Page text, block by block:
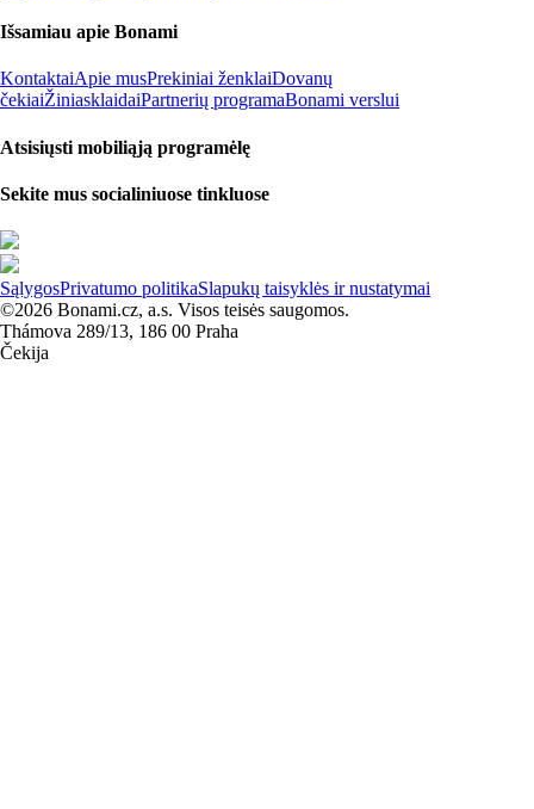
Išsamiau apie Bonami
KontaktaiApie musPrekiniai ženklaiDovanų
čekiaiŽiniasklaidaiPartnerių programaBonami verslui
Atsisiųsti mobiliąją programėlę
Sekite mus socialiniuose tinkluose
SąlygosPrivatumo politikaSlapukų taisyklės ir nustatymai
©2026 Bonami.cz, a.s. Visos teisės saugomos.
Thámova 289/13, 186 00 Praha
Čekija